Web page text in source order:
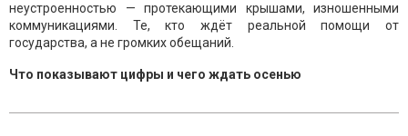
неустроенностью — протекающими крышами, изношенными
коммуникациями. Те, кто ждёт реальной помощи от
государства, а не громких обещаний.
Что показывают цифры и чего ждать осенью